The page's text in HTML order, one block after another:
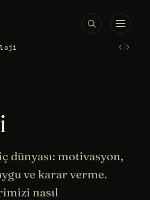
‹›
dünyası: motivasyon,
ve karar verme.
nasıl